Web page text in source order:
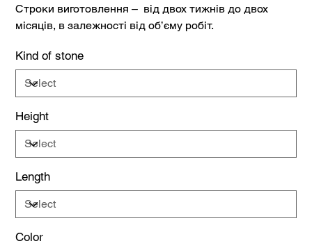
Строки виготовлення – від двох тижнів до двох
місяців, в залежності від об’єму робіт.
Kind of stone
Height
Length
Color